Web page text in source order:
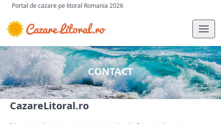
Portal de cazare pe litoral Romania 2026
CONTACT
CazareLitoral.ro